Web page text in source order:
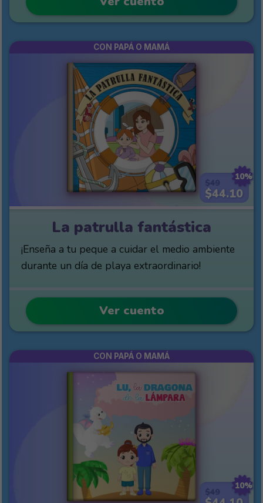
10%
$44.10
CON PAPÁ O MAMÁ
La patrulla fantástica
¡Enseña a tu peque a cuidar el medio ambiente
durante un día de playa extraordinario!
Ver cuento
10%
CON PAPÁ O MAMÁ